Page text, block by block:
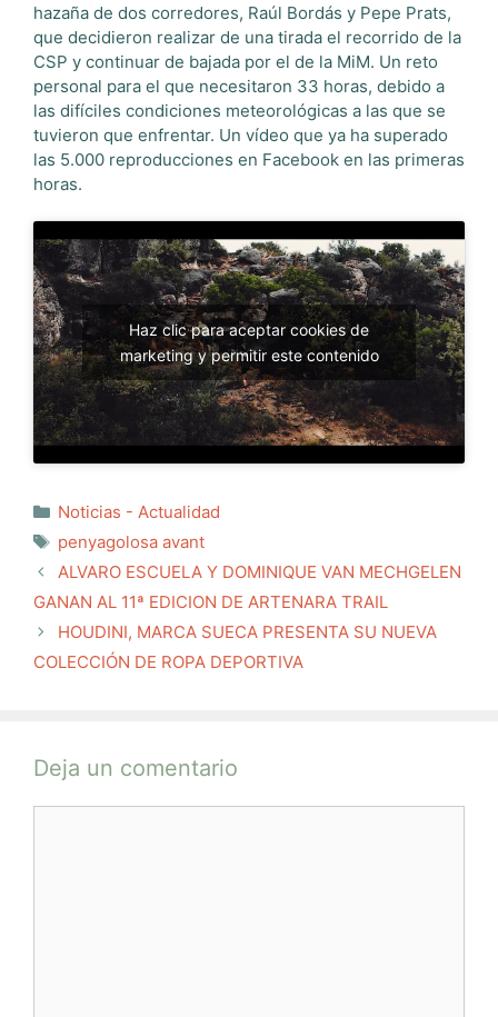
hazaña de dos corredores, Raúl Bordás y Pepe Prats,
que decidieron realizar de una tirada el recorrido de la
CSP y continuar de bajada por el de la MiM. Un reto
personal para el que necesitaron 33 horas, debido a
las difíciles condiciones meteorológicas a las que se
tuvieron que enfrentar. Un vídeo que ya ha superado
las 5.000 reproducciones en Facebook en las primeras
horas.
Haz clic para aceptar cookies de
marketing y permitir este contenido
Categorías
Noticias - Actualidad
Etiquetas
penyagolosa avant
ALVARO ESCUELA Y DOMINIQUE VAN MECHGELEN
GANAN AL 11ª EDICION DE ARTENARA TRAIL
HOUDINI, MARCA SUECA PRESENTA SU NUEVA
COLECCIÓN DE ROPA DEPORTIVA
Deja un comentario